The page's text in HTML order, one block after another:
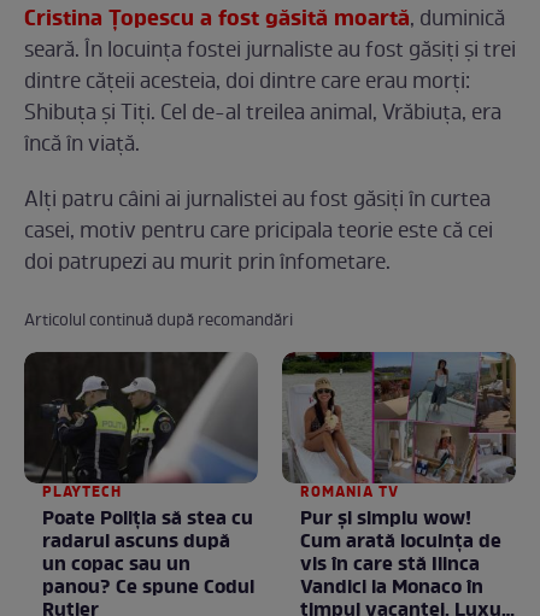
Cristina Țopescu a fost găsită moartă, duminică
seară. În locuința fostei jurnaliste au fost găsiți și trei
dintre cățeii acesteia, doi dintre care erau morți:
Shibuța și Tiți. Cel de-al treilea animal, Vrăbiuța, era
încă în viață.
Alți patru câini ai jurnalistei au fost găsiți în curtea
casei, motiv pentru care pricipala teorie este că cei
doi patrupezi au murit prin înfometare.
Articolul continuă după recomandări
PLAYTECH
Poate Poliția să stea cu
radarul ascuns după
un copac sau un
panou? Ce spune Codul
ROMANIA TV
Pur și simplu wow!
Cum arată locuința de
vis în care stă Ilinca
Vandici la Monaco în